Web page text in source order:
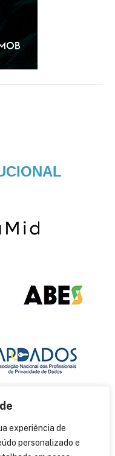
experiência de
personalizado e